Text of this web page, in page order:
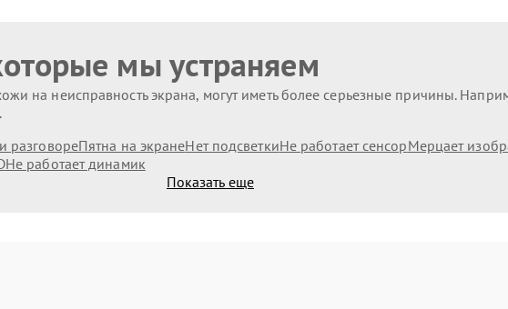
мы устраняем
на неисправность экрана, могут иметь более серьезные причины.
разговореПятна на экранеНет подсветкиНе работает сенсорМерцает
Не работает динамик
Показать еще